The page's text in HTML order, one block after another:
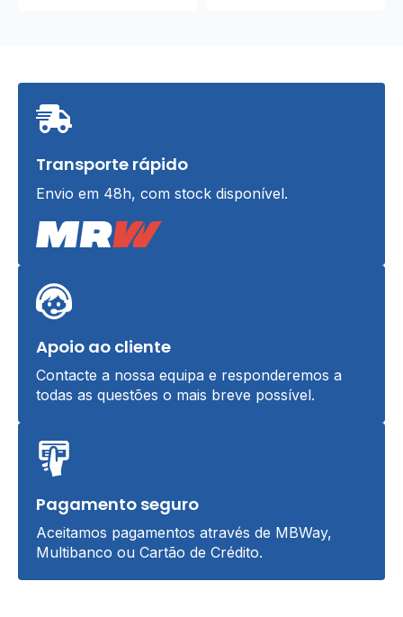
Transporte rápido
Envio em 48h, com stock disponível.
Apoio ao cliente
Contacte a nossa equipa e responderemos a
todas as questões o mais breve possível.
Pagamento seguro
Aceitamos pagamentos através de MBWay,
Multibanco ou Cartão de Crédito.